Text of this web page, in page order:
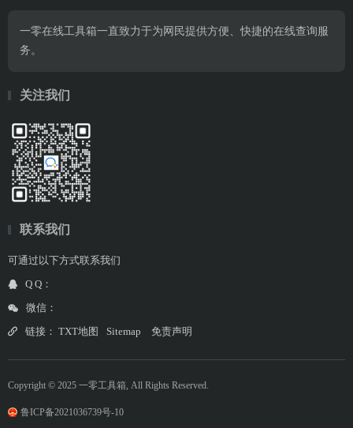
一零在线工具箱一直致力于为网民提供方便、快捷的在线查询服
务。
关注我们
联系我们
可通过以下方式联系我们
Q Q：
微信：
链接： TXT地图 Sitemap 免责声明
Copyright © 2025 一零工具箱, All Rights Reserved.
鲁ICP备2021036739号-10